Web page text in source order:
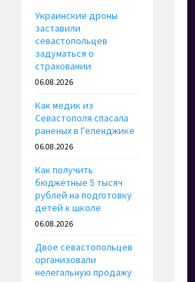
Украинские дроны
заставили
севастопольцев
задуматься о
страховании
06.08.2026
Как медик из
Севастополя спасала
раненых в Геленджике
06.08.2026
Как получить
бюджетные 5 тысяч
рублей на подготовку
детей к школе
06.08.2026
Двое севастопольцев
организовали
нелегальную продажу